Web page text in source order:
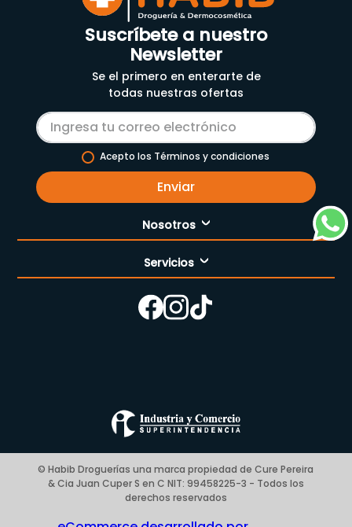
Suscríbete a nuestro
Newsletter
Se el primero en enterarte de
todas nuestras ofertas
Acepto los Términos y condiciones
Enviar
Nosotros
Nuestra empresa
Cómo comprar
Nuestras tiendas
Términos y condiciones
Preguntas Frecuentes Place to Pay
Politica de privacidad
Blog
Servicios
Enfermería
© Habib Droguerías una marca propiedad de Cure Pereira
& Cia Juan Cuper S en C NIT: 99458225-3 - Todos los
derechos reservados